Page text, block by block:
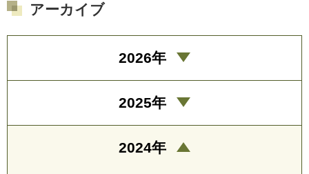
アーカイブ
2026年
2025年
2024年